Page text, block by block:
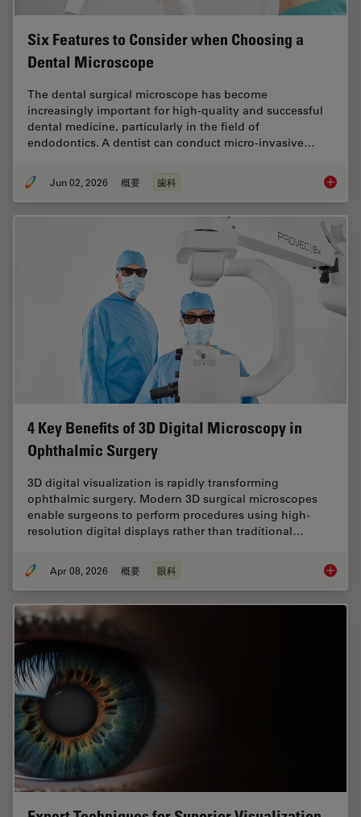
Six Features to Consider when Choosing a
Dental Microscope
The dental surgical microscope has become
increasingly important for high-quality and successful
dental medicine, particularly in the field of
endodontics. A dentist can conduct micro-invasive…
Jun 02, 2026 概要 歯科 Six
4 Key Benefits of 3D Digital Microscopy in
Ophthalmic Surgery
3D digital visualization is rapidly transforming
ophthalmic surgery. Modern 3D surgical microscopes
enable surgeons to perform procedures using high-
resolution digital displays rather than traditional…
Apr 08, 2026 概要 眼科 4 Key